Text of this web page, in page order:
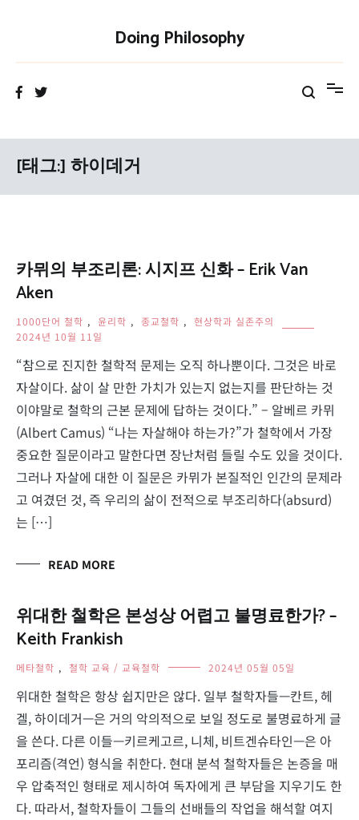
Doing Philosophy
[태그:]하이데거
카뮈의 부조리론: 시지프 신화 – Erik Van
Aken
1000단어 철학 , 윤리학 , 종교철학 , 현상학과 실존주의
2024년 10월 11일
“참으로 진지한 철학적 문제는 오직 하나뿐이다. 그것은 바로
자살이다. 삶이 살 만한 가치가 있는지 없는지를 판단하는 것
이야말로 철학의 근본 문제에 답하는 것이다.” – 알베르 카뮈
(Albert Camus) “나는 자살해야 하는가?”가 철학에서 가장
중요한 질문이라고 말한다면 장난처럼 들릴 수도 있을 것이다.
그러나 자살에 대한 이 질문은 카뮈가 본질적인 인간의 문제라
고 여겼던 것, 즉 우리의 삶이 전적으로 부조리하다(absurd)
는 […]
READ MORE
위대한 철학은 본성상 어렵고 불명료한가? –
Keith Frankish
메타철학 , 철학 교육 / 교육철학 2024년 05월 05일
위대한 철학은 항상 쉽지만은 않다. 일부 철학자들—칸트, 헤
겔, 하이데거—은 거의 악의적으로 보일 정도로 불명료하게 글
을 쓴다. 다른 이들—키르케고르, 니체, 비트겐슈타인—은 아
포리즘(격언) 형식을 취한다. 현대 분석 철학자들은 논증을 매
우 압축적인 형태로 제시하여 독자에게 큰 부담을 지우기도 한
다. 따라서, 철학자들이 그들의 선배들의 작업을 해석할 여지